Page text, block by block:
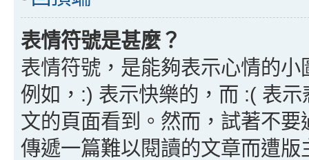
表情符號是甚麼？
表情符號，是能夠表示心情的
例如，:) 表示快樂的，而 :( 表
文的頁面看到。然而，試著不
傳遞一篇難以閱讀的文章而遭